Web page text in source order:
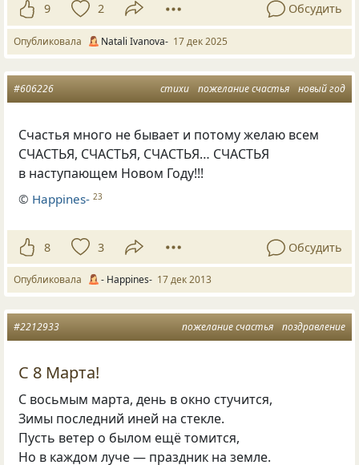
9 2 Обсудить
Опубликовала Natali Ivanova- 17 дек 2025
стихи пожелание счастья новый год
#606226
Счастья много не бывает и потому желаю всем
СЧАСТЬЯ, СЧАСТЬЯ, СЧАСТЬЯ… СЧАСТЬЯ
в наступающем Новом Году!!!
© Happines- 23
8 3 Обсудить
Опубликовала - Happines- 17 дек 2013
пожелание счастья поздравление
#2212933
С 8 Марта!
С восьмым марта, день в окно стучится,
Зимы последний иней на стекле.
Пусть ветер о былом ещё томится,
Но в каждом луче — праздник на земле.